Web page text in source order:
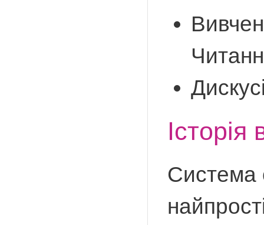
Система